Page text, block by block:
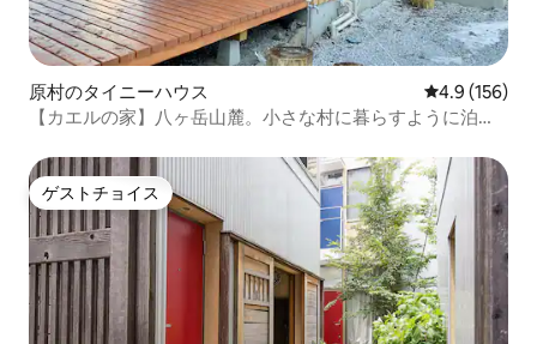
原村のタイニーハウス レビュー156
4.9 (156)
【カエルの家】八ヶ岳山麓。小さな村に暮らすように泊ま
ゲストチョイス
ゲストチョイス